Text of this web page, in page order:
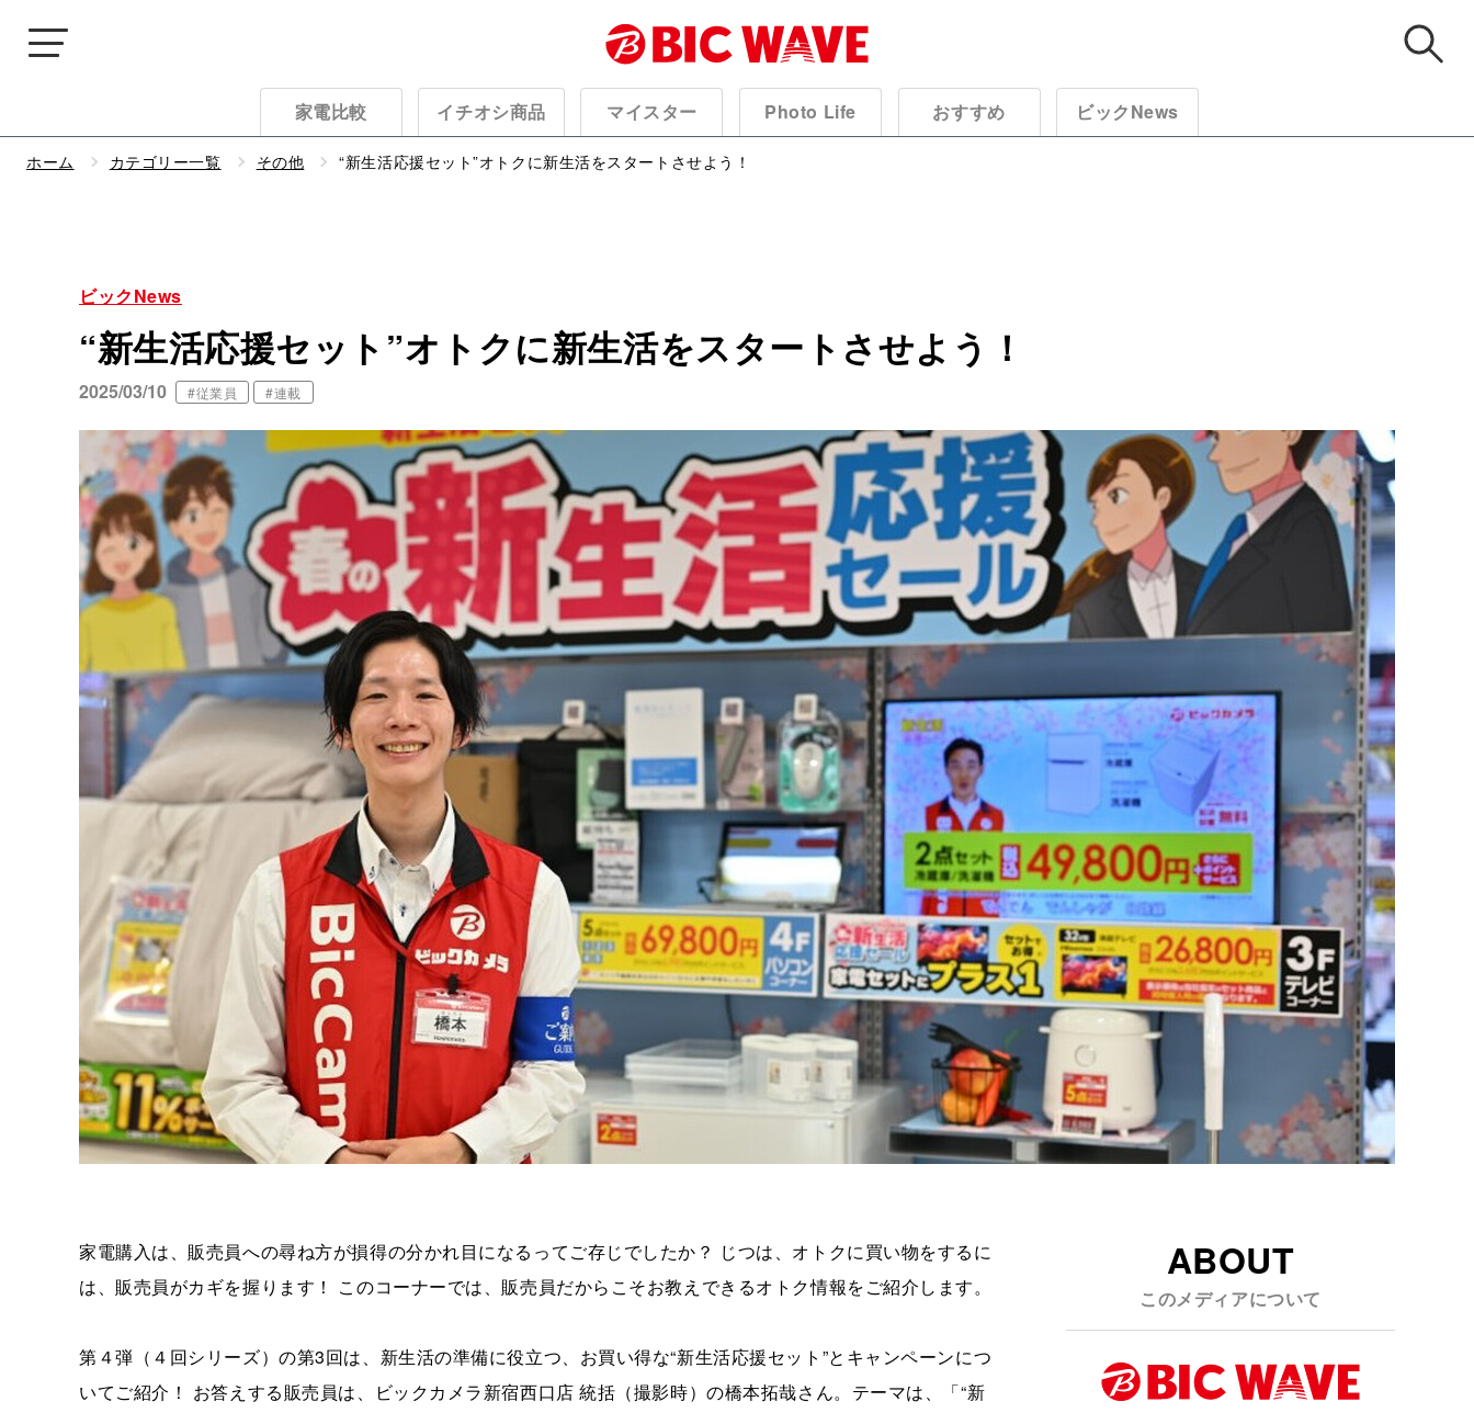
家電比較 イチオシ商品 マイスター Photo Life おすすめ ビックNews
ホーム カテゴリー一覧 その他 “新生活応援セット”オトクに新生活をスタートさせよう！
ビックNews
“新生活応援セット”オトクに新生活をスタートさせよう！
2025/03/10 #従業員 #連載
家電購入は、販売員への尋ね方が損得の分かれ目になるってご存じでしたか？ じつは、オトクに買い物をするに
は、販売員がカギを握ります！ このコーナーでは、販売員だからこそお教えできるオトク情報をご紹介します。
第４弾（４回シリーズ）の第3回は、新生活の準備に役立つ、お買い得な“新生活応援セット”とキャンペーンにつ
いてご紹介！ お答えする販売員は、ビックカメラ新宿西口店 統括（撮影時）の橋本拓哉さん。テーマは、「“新
ABOUT
このメディアについて